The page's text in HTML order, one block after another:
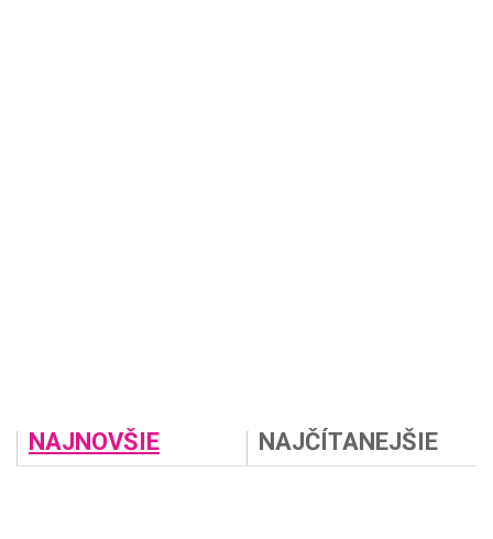
NAJNOVŠIE NAJČÍTANEJŠIE